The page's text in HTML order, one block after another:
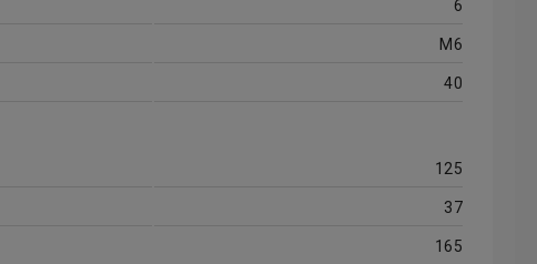
6
M6
40
125
37
165